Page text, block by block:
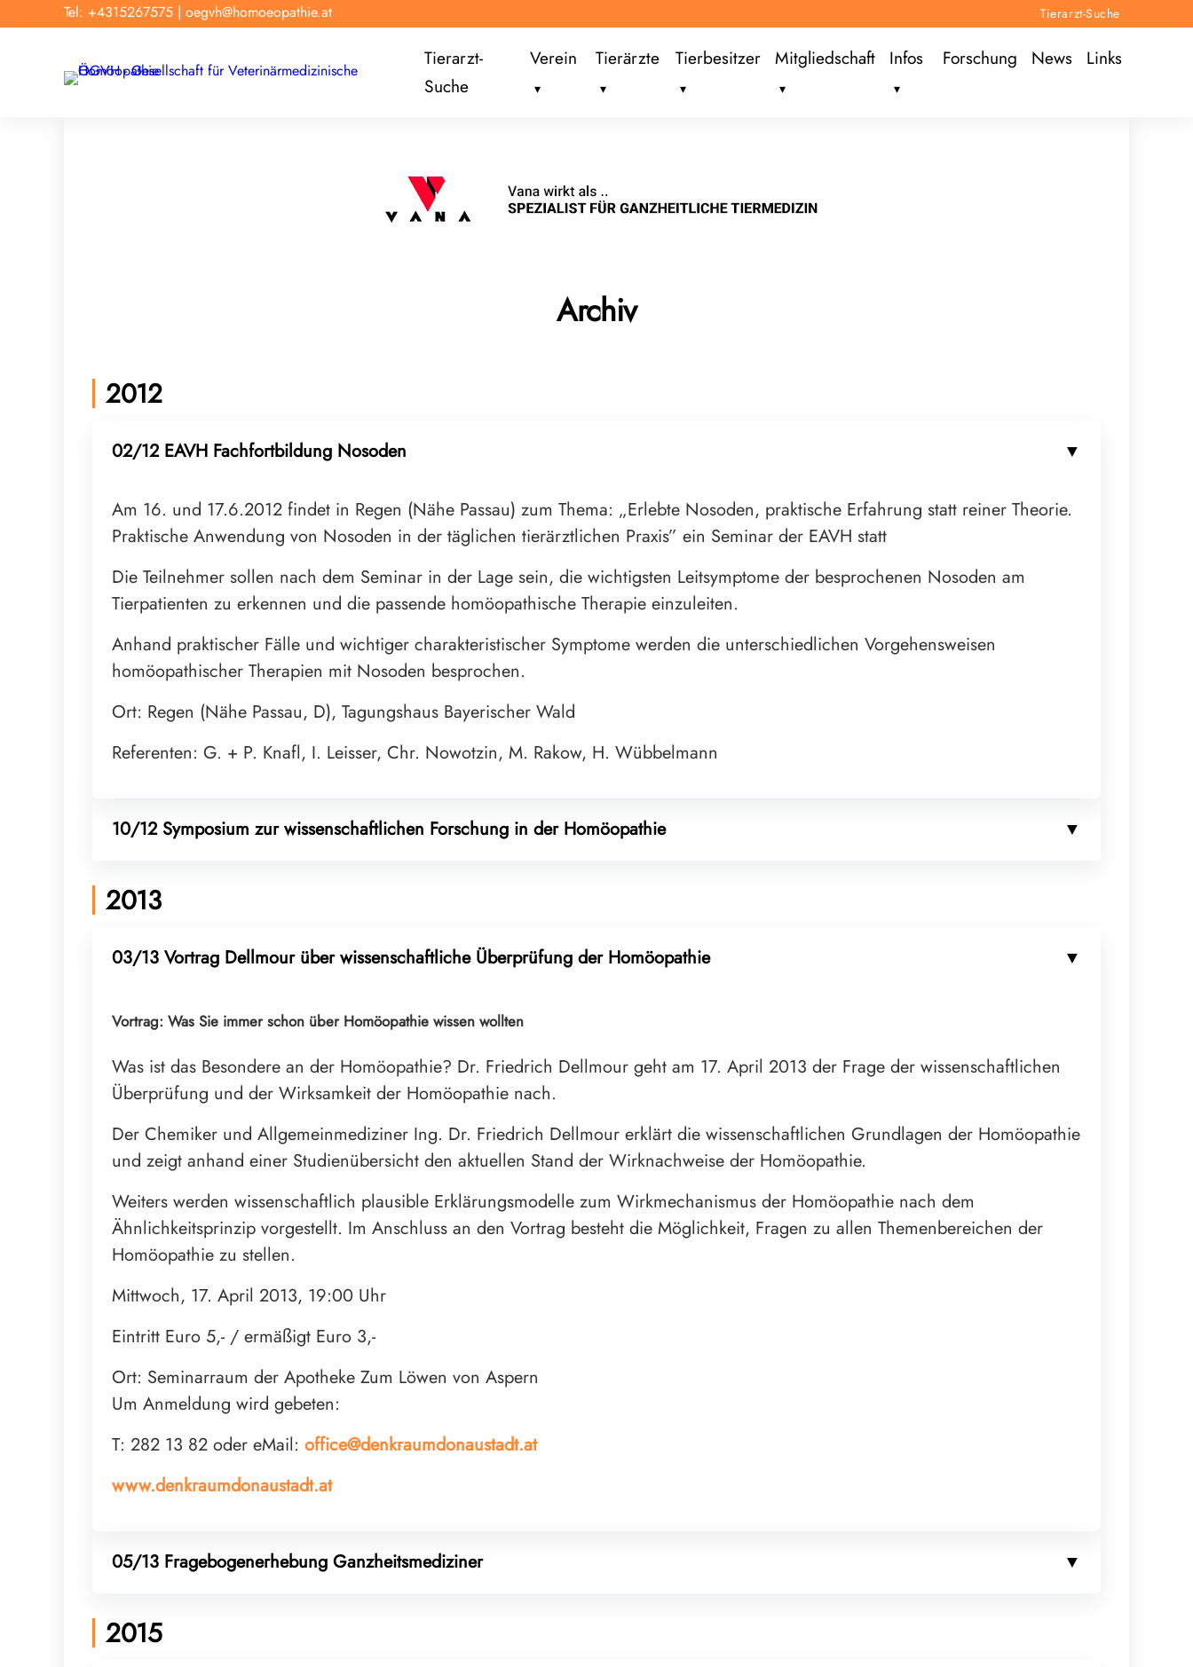
Tel: +4315267575 | oegvh@homoeopathie.at Tierarzt-Suche
Tierarzt-
Suche
Verein Tierärzte Tierbesitzer Mitgliedschaft Infos Forschung News Links
Archiv
2012
02/12 EAVH Fachfortbildung Nosoden
Am 16. und 17.6.2012 findet in Regen (Nähe Passau) zum Thema: „Erlebte Nosoden, praktische Erfahrung statt reiner Theorie.
Praktische Anwendung von Nosoden in der täglichen tierärztlichen Praxis” ein Seminar der EAVH statt
Die Teilnehmer sollen nach dem Seminar in der Lage sein, die wichtigsten Leitsymptome der besprochenen Nosoden am
Tierpatienten zu erkennen und die passende homöopathische Therapie einzuleiten.
Anhand praktischer Fälle und wichtiger charakteristischer Symptome werden die unterschiedlichen Vorgehensweisen
homöopathischer Therapien mit Nosoden besprochen.
Ort: Regen (Nähe Passau, D), Tagungshaus Bayerischer Wald
Referenten: G. + P. Knafl, I. Leisser, Chr. Nowotzin, M. Rakow, H. Wübbelmann
10/12 Symposium zur wissenschaftlichen Forschung in der Homöopathie
2013
03/13 Vortrag Dellmour über wissenschaftliche Überprüfung der Homöopathie
Vortrag: Was Sie immer schon über Homöopathie wissen wollten
Was ist das Besondere an der Homöopathie? Dr. Friedrich Dellmour geht am 17. April 2013 der Frage der wissenschaftlichen
Überprüfung und der Wirksamkeit der Homöopathie nach.
Der Chemiker und Allgemeinmediziner Ing. Dr. Friedrich Dellmour erklärt die wissenschaftlichen Grundlagen der Homöopathie
und zeigt anhand einer Studienübersicht den aktuellen Stand der Wirknachweise der Homöopathie.
Weiters werden wissenschaftlich plausible Erklärungsmodelle zum Wirkmechanismus der Homöopathie nach dem
Ähnlichkeitsprinzip vorgestellt. Im Anschluss an den Vortrag besteht die Möglichkeit, Fragen zu allen Themenbereichen der
Homöopathie zu stellen.
Mittwoch, 17. April 2013, 19:00 Uhr
Eintritt Euro 5,- / ermäßigt Euro 3,-
Ort: Seminarraum der Apotheke Zum Löwen von Aspern
Um Anmeldung wird gebeten:
T: 282 13 82 oder eMail: office@denkraumdonaustadt.at
www.denkraumdonaustadt.at
05/13 Fragebogenerhebung Ganzheitsmediziner
2015